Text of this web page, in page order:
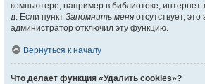
компьютере, например в библиотеке,
д. Если пункт Запомнить меня отсутствует, это
администратор отключил эту функцию.
Вернуться к началу
Что делает функция «Удалить cookies»?